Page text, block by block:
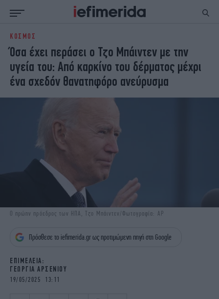
ΕΙΔΗΣΕΙΣ
NON PAPER
ΕΛΛΑΔΑ
ΟΙΚΟΝΟΜΙΑ
ΚΟΣΜΟΣ
ΠΟΛΙΤΙΣΜΟΣ
ΠΑΝΕΛΛΗΝΙΕΣ
ΖΩΗ
ΣΠΟΡ
GREEN
iOPINIONS
iGASTRONOMIE
OSCARS
THE OCEAN
NEWSLETTER
ΚΟΣΜΟΣ
Όσα έχει περάσει ο Τζο Μπάιντεν με την
υγεία του: Από καρκίνο του δέρματος μέχρι
ένα σχεδόν θανατηφόρο ανεύρυσμα
Ο πρώην πρόεδρος των ΗΠΑ, Τζο Μπάιντεν/Φωτογραφία: AP
Πρόσθεσε το iefimerida.gr ως προτιμώμενη πηγή στη Google
ΕΠΙΜΕΛΕΙΑ:
ΓΕΩΡΓΙΑ ΑΡΣΕΝΙΟΥ
19/05/2025 13:11